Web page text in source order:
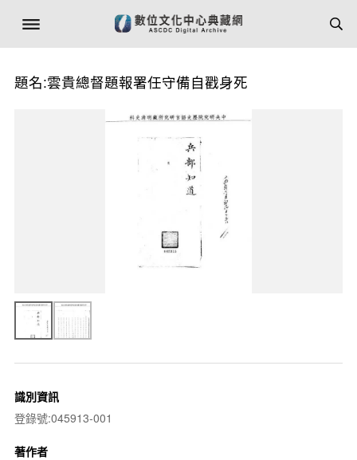
題名:雲貴總督題報署任守備自戳身死
識別資訊
登錄號:045913-001
著作者